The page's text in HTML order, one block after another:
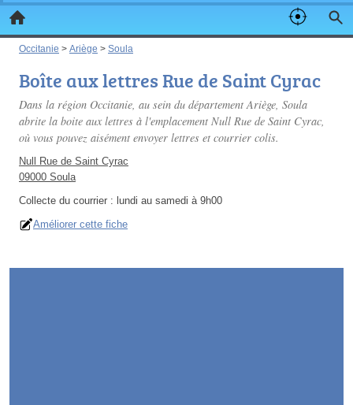
Occitanie > Ariège > Soula
Boîte aux lettres Rue de Saint Cyrac
Dans la région Occitanie, au sein du département Ariège, Soula
abrite la boite aux lettres à l'emplacement Null Rue de Saint Cyrac,
où vous pouvez aisément envoyer lettres et courrier colis.
Null Rue de Saint Cyrac
09000 Soula
Collecte du courrier : lundi au samedi à 9h00
Améliorer cette fiche